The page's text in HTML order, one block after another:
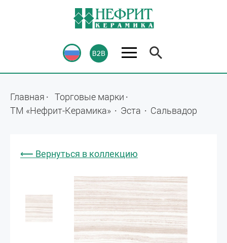
Главная
Торговые марки
ТМ «Нефрит-Керамика»
Эста Сальвадор
⟵ Вернуться в коллекцию